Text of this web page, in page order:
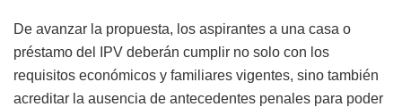
De avanzar la propuesta, los aspirantes a una casa o
préstamo del IPV deberán cumplir no solo con los
requisitos económicos y familiares vigentes, sino también
acreditar la ausencia de antecedentes penales para poder